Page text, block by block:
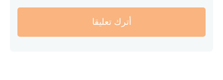
أترك تعليقا